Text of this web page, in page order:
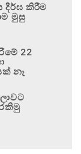
දීර්ඝ කිරීම
මුසු
22
නෑ